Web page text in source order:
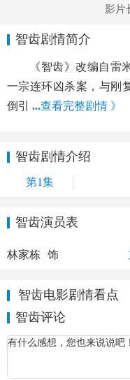
影片
智齿剧情简介
《智齿》改编自雷
一宗连环凶杀案，与刚
倒引
...查看完整剧情 》
智齿剧情介绍
第1集
智齿演员表
刘中选
林家栋
饰
智齿电影剧情看点
智齿评论